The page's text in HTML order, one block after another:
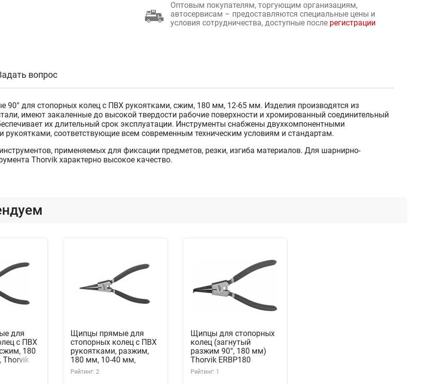
Оптовым покупателям, торгующим организациям,
автосервисам – предоставляются специальные цены и
условия сотрудничества, доступные после регистрации
вопрос
90° для стопорных колец с ПВХ рукоятками, сжим, 180 мм, 12-65 мм. Изделия производятся из
имеют закаленные до высокой твердости рабочие поверхности и хромированный соединительный
их длительный срок эксплуатации. Инструменты снабжены двухкомпонентными
рукоятками, соответствующие всем современным техническим условиям и стандартам.
применяемых для фиксации предметов, резки, изгиба материалов. Для шарнирно-
Thorvik характерно высокое качество.
для
с ПВХ
180
Thorvik
Щипцы прямые для
стопорных колец с ПВХ
рукоятками, разжим,
180 мм, 10-40 мм,
Thorvik ERSP180
Рейтинг: 2
Щипцы для стопорных
колец (загнутый
разжим 90°, 180 мм)
Thorvik ERBP180
(52191)
Рейтинг: 1